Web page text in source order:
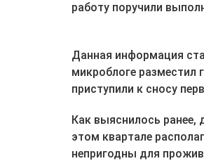
работу поручили
Данная информация
микроблоге разместил
приступили к сносу
Как выяснилось ранее,
этом квартале
непригодны для